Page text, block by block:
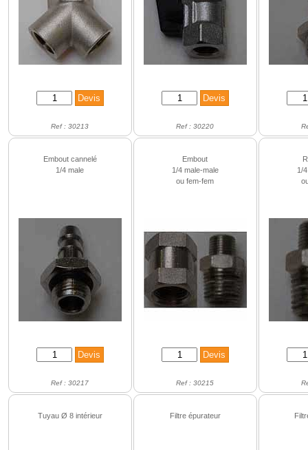
Ref : 30213 Ref : 30220
Embout cannelé
1/4 male
Ref : 30217
Embout
1/4 male-male
ou fem-fem
Ref : 30215
1/
Tuyau Ø 8 intérieur Filtre épurateur